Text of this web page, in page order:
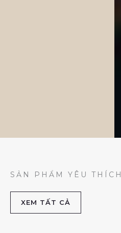
SẢN PHẨM YÊU THÍCH
XEM TẤT CẢ